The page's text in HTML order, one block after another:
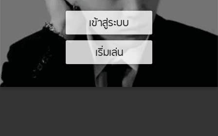
เข้าสู่ระบบ
เริ่มเล่น